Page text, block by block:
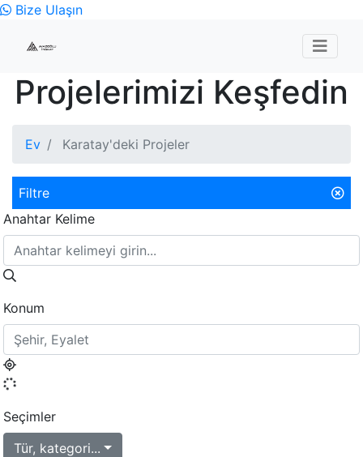
Bize Ulaşın
Projelerimizi Keşfedin
Ev Karatay'deki Projeler
Filtre
Anahtar Kelime
Konum
Seçimler
Tür, kategori...